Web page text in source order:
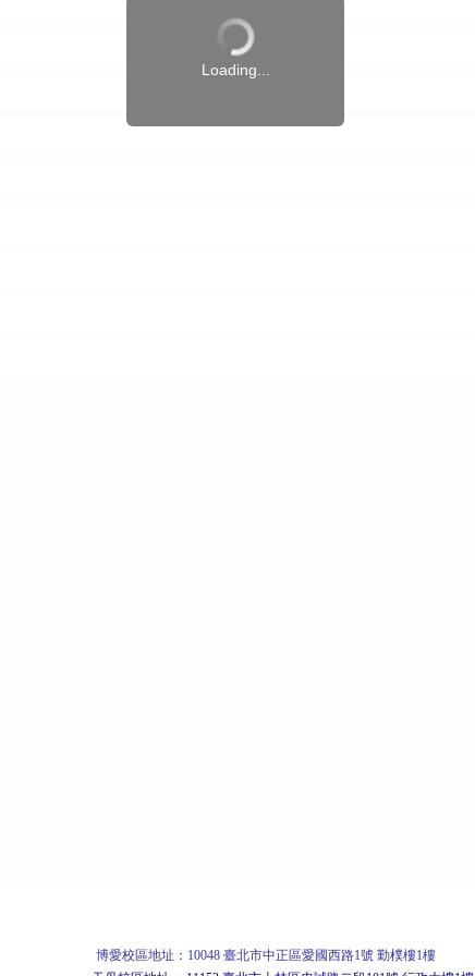
博愛校區地址：10048 臺北市中正區愛國西路1號 勤樸樓1樓
Loading...